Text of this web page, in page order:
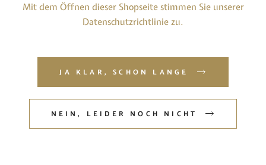
Mit dem Öffnen dieser Shopseite stimmen Sie unserer
Datenschutzrichtlinie zu.
JA KLAR, SCHON LANGE
NEIN, LEIDER NOCH NICHT
„SOMMERZEIT“, 2025
7,20 €